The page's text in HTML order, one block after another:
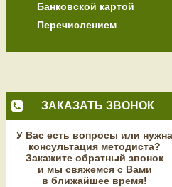
Банковской картой
Перечислением
ЗАКАЗАТЬ ЗВОНОК
У Вас есть вопросы или нужна
консультация методиста?
Закажите обратный звонок
и мы свяжемся с Вами
в ближайшее время!